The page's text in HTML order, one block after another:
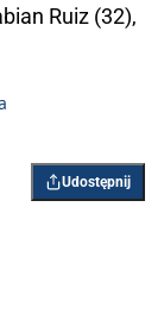
Ruiz (32),
Udostępnij